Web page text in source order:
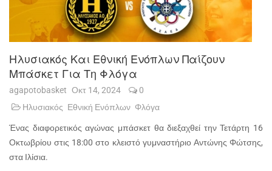
Ηλυσιακός Και Εθνική Ενόπλων Παίζουν
Μπάσκετ Για Τη Φλόγα
agapotobasket Οκτ 14, 2024
0
Ηλυσιακός Εθνική Ενόπλων Φλόγα
Ένας διαφορετικός αγώνας μπάσκετ θα διεξαχθεί την Τετάρτη 16
Οκτωβρίου στις 18:00 στο κλειστό γυμναστήριο Αντώνης Φώτσης,
στα Ιλίσια.